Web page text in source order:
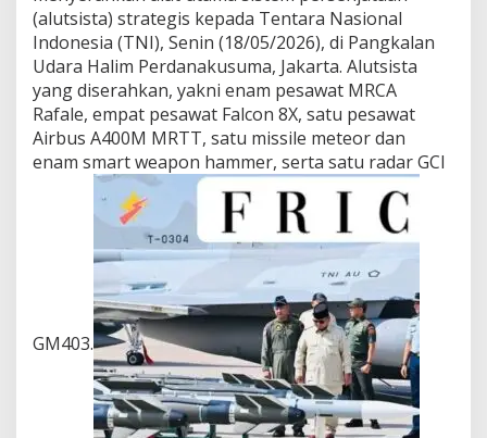
(alutsista) strategis kepada Tentara Nasional
Indonesia (TNI), Senin (18/05/2026), di Pangkalan
Udara Halim Perdanakusuma, Jakarta. Alutsista
yang diserahkan, yakni enam pesawat MRCA
Rafale, empat pesawat Falcon 8X, satu pesawat
Airbus A400M MRTT, satu missile meteor dan
enam smart weapon hammer, serta satu radar GCI
GM403.